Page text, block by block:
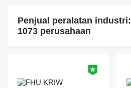
Penjual peralatan industri:
1073 perusahaan